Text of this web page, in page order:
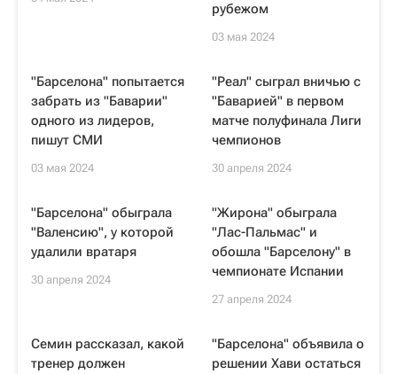
рубежом
03 мая 2024
"Барселона" попытается
забрать из "Баварии"
одного из лидеров,
пишут СМИ
03 мая 2024
"Реал" сыграл вничью с
"Баварией" в первом
матче полуфинала Лиги
чемпионов
30 апреля 2024
"Барселона" обыграла
"Валенсию", у которой
удалили вратаря
30 апреля 2024
"Жирона" обыграла
"Лас-Пальмас" и
обошла "Барселону" в
чемпионате Испании
27 апреля 2024
Семин рассказал, какой
тренер должен
"Барселона" объявила о
решении Хави остаться